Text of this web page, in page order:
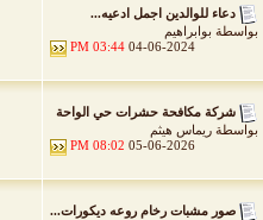
دعاء للوالدين اجمل ادعيه...
بواسطة بوابراهيم
04-06-2024
03:44 PM
شركة مكافحة حشرات حي الواحة
بواسطة ريماس هيثم
05-06-2026
08:02 PM
صور مشبات رخام روعه ديكورات...